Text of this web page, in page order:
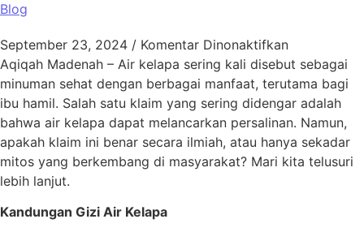
Blog
September 23, 2024 / Komentar Dinonaktifkanpada
Aqiqah Madenah – Air kelapa sering kali disebut sebagai
minuman sehat dengan berbagai manfaat, terutama bagi
ibu hamil. Salah satu klaim yang sering didengar adalah
bahwa air kelapa dapat melancarkan persalinan. Namun,
apakah klaim ini benar secara ilmiah, atau hanya sekadar
mitos yang berkembang di masyarakat? Mari kita telusuri
lebih lanjut.
Kandungan Gizi Air Kelapa